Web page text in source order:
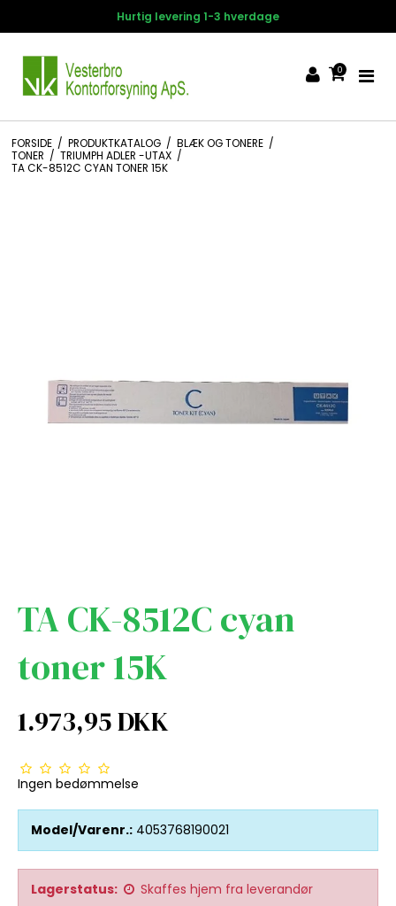
levering 1-3 hverdage
0
FORSIDE / PRODUKTKATALOG / BLÆK OG TONERE /
TONER / TRIUMPH ADLER -UTAX /
TA CK-8512C CYAN TONER 15K
TA CK-8512C cyan
toner 15K
1.973,95 DKK
Ingen bedømmelse
Model/Varenr.: 4053768190021
Lagerstatus: Skaffes hjem fra leverandør